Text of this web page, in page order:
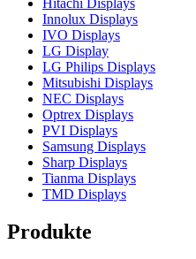
Innolux Displays
IVO Displays
LG Display
LG Philips Displays
Mitsubishi Displays
NEC Displays
Optrex Displays
PVI Displays
Samsung Displays
Sharp Displays
Tianma Displays
TMD Displays
Produkte